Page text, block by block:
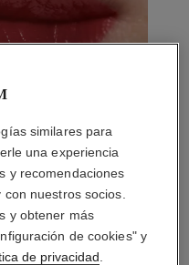
similares para
una experiencia
y recomendaciones
nuestros socios.
y obtener más
de cookies" y
de privacidad